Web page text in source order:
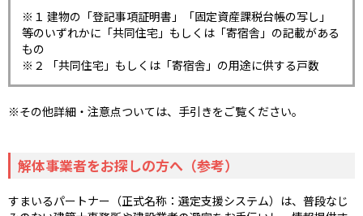
※１ 建物の「登記事項証明書」「固定資産課税台帳の写し」
等のいずれかに「共同住宅」もしくは「寄宿舎」の記載がある
もの
※２ 「共同住宅」もしくは「寄宿舎」の用途に供する戸数
※その他詳細・注意点ついては、手引きをご覧ください。
解体事業者をお探しの方へ（参考）
すまいるパートナー（正式名称：選定支援システム）は、普段なじ